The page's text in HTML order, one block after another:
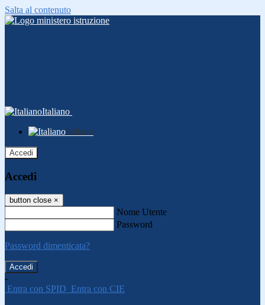
Salta al contenuto
Italiano
Italiano
Accedi
Accedi
button close ×
Nome Utente
Password
Password dimenticata?
-
Entra con SPID Entra con CIE